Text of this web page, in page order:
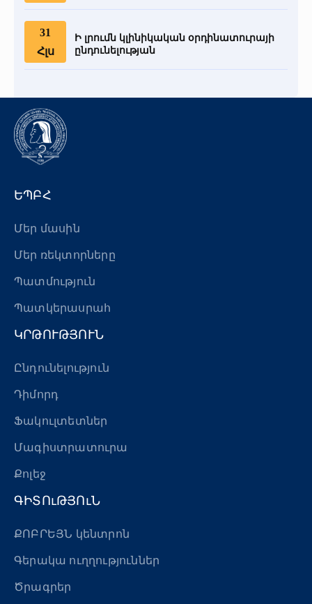
31
Հլս
Ի լրումն կլինիկական օրդինատուրայի
ընդունելության
ԵՊԲՀ
Մեր մասին
Մեր ռեկտորները
Պատմություն
Պատկերասրահ
ԿՐԹՈՒԹՅՈՒՆ
Ընդունելություն
Դիմորդ
Ֆակուլտետներ
Մագիստրատուրա
Քոլեջ
ԳԻՏՈւԹՅՈւՆ
ՔՈԲՐԵՅՆ կենտրոն
Գերակա ուղղություններ
Ծրագրեր